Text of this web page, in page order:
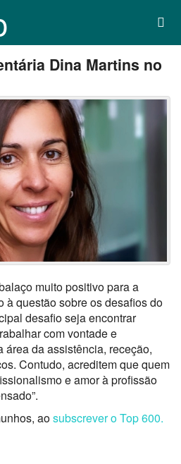
Dina Martins no
muito positivo para a
à questão sobre os desafios do
desafio seja encontrar
com vontade e
área da assistência, receção,
Contudo, acreditem que quem
e amor à profissão
aosubscrever o Top 600.